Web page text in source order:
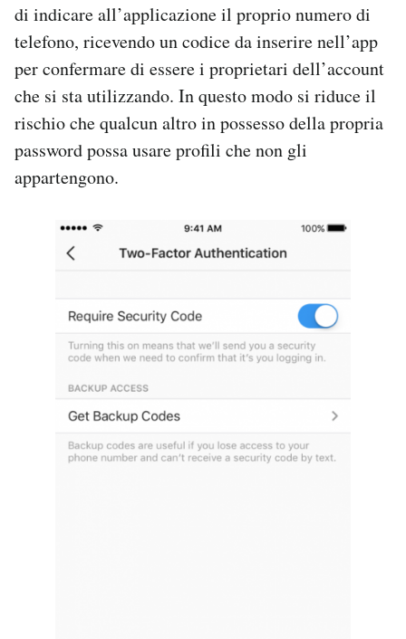
di indicare all’applicazione il proprio numero di
telefono, ricevendo un codice da inserire nell’app
per confermare di essere i proprietari dell’account
che si sta utilizzando. In questo modo si riduce il
rischio che qualcun altro in possesso della propria
password possa usare profili che non gli
appartengono.